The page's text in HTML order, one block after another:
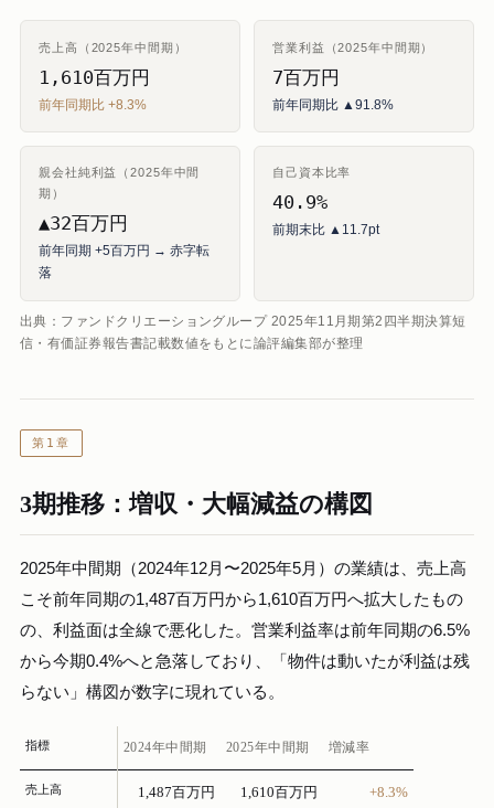
売上高（2025年中間期）
1,610百万円
前年同期比 +8.3%
営業利益（2025年中間期）
7百万円
前年同期比 ▲91.8%
親会社純利益（2025年中間
期）
▲32百万円
前年同期 +5百万円 → 赤字転
落
自己資本比率
40.9%
前期末比 ▲11.7pt
出典：ファンドクリエーショングループ 2025年11月期第2四半期決算短
信・有価証券報告書記載数値をもとに論評編集部が整理
第1章
3期推移：増収・大幅減益の構図
2025年中間期（2024年12月〜2025年5月）の業績は、売上高
こそ前年同期の1,487百万円から1,610百万円へ拡大したもの
の、利益面は全線で悪化した。営業利益率は前年同期の6.5%
から今期0.4%へと急落しており、「物件は動いたが利益は残
らない」構図が数字に現れている。
指標 2024年中間期 2025年中間期 増減率
売上高 1,487百万円 1,610百万円 +8.3%